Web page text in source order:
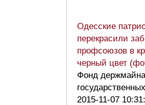
Одесские
перекрасили
профсоюзов в
черный цвет
Фонд
2015-11-07